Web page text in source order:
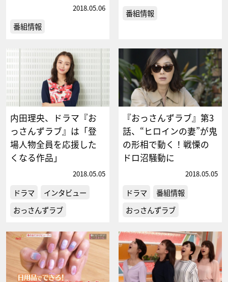
2018.05.06
番組情報
番組情報
内田理央、ドラマ『お
っさんずラブ』は「登
場人物全員を応援した
くなる作品」
2018.05.05
ドラマ
インタビュー
おっさんずラブ
『おっさんずラブ』第3
話、“ヒロインの妻”が鬼
の形相で動く！戦慄の
ドロ沼騒動に
2018.05.05
ドラマ
番組情報
おっさんずラブ